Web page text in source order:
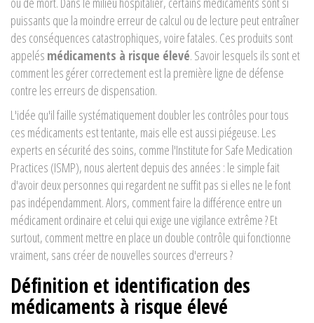
puissants que la moindre erreur de calcul ou de lecture peut entraîner
des conséquences catastrophiques, voire fatales. Ces produits sont
appelés médicaments à risque élevé. Savoir lesquels ils sont et
comment les gérer correctement est la première ligne de défense
contre les erreurs de dispensation.
L'idée qu'il faille systématiquement doubler les contrôles pour tous
ces médicaments est tentante, mais elle est aussi piégeuse. Les
experts en sécurité des soins, comme l'Institute for Safe Medication
Practices (ISMP), nous alertent depuis des années : le simple fait
d'avoir deux personnes qui regardent ne suffit pas si elles ne le font
pas indépendamment. Alors, comment faire la différence entre un
médicament ordinaire et celui qui exige une vigilance extrême ? Et
surtout, comment mettre en place un double contrôle qui fonctionne
vraiment, sans créer de nouvelles sources d'erreurs ?
Définition et identification des
médicaments à risque élevé